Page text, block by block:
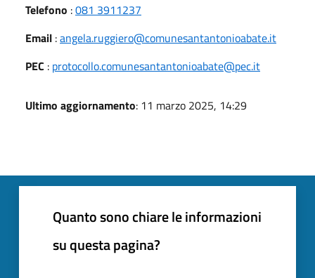
Telefono :081 3911237
Email :angela.ruggiero@comunesantantonioabate.it
PEC : protocollo.comunesantantonioabate@pec.it
Ultimo aggiornamento: 11 marzo 2025, 14:29
Quanto sono chiare le informazioni
su questa pagina?